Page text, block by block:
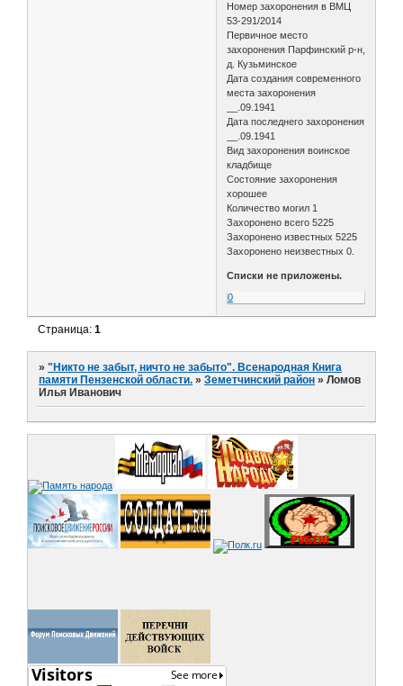
Номер захоронения в ВМЦ
53-291/2014
Первичное место
захоронения Парфинский р-н,
д. Кузьминское
Дата создания современного
места захоронения
__.09.1941
Дата последнего захоронения
__.09.1941
Вид захоронения воинское
кладбище
Состояние захоронения
хорошее
Количество могил 1
Захоронено всего 5225
Захоронено известных 5225
Захоронено неизвестных 0.
Списки не приложены.
0
Страница:1
»"Никто не забыт, ничто не забыто". Всенародная Книга
памяти Пензенской области. »Земетчинский район »Ломов
Илья Иванович